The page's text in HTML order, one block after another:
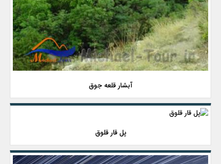
آبشار قلعه جوق
پل قار قلوق